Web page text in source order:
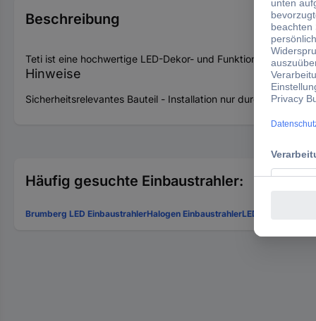
Beschreibung
Teti ist eine hochwertige LED-Dekor- und Funktionsleuchte.
Hinweise
Sicherheitsrelevantes Bauteil - Installation nur durch
Häufig gesuchte Einbaustrahler:
Brumberg LED EinbaustrahlerHalogen EinbaustrahlerLED Einbaupanel